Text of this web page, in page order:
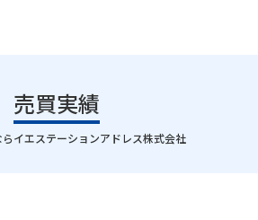
売買実績
｜
イエステーションアドレス株式会社